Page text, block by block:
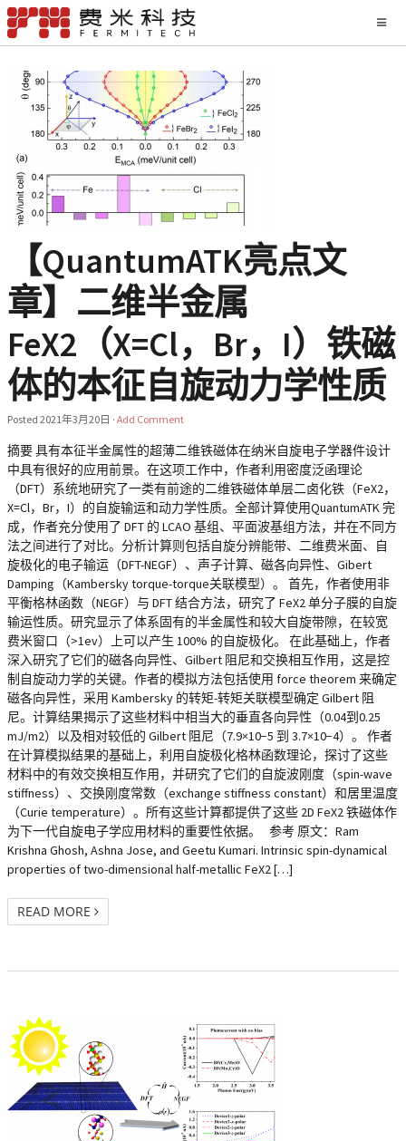
【QuantumATK亮点文
章】二维半金属
FeX2（X=Cl，Br，I）铁磁
体的本征自旋动力学性质
Posted 2021年3月20日 · Add Comment
摘要 具有本征半金属性的超薄二维铁磁体在纳米自旋电子学器件设计
中具有很好的应用前景。在这项工作中，作者利用密度泛函理论
（DFT）系统地研究了一类有前途的二维铁磁体单层二卤化铁（FeX2，
X=Cl，Br，I）的自旋输运和动力学性质。全部计算使用QuantumATK 完
成，作者充分使用了 DFT 的 LCAO 基组、平面波基组方法，并在不同方
法之间进行了对比。分析计算则包括自旋分辨能带、二维费米面、自
旋极化的电子输运（DFT-NEGF）、声子计算、磁各向异性、Gibert
Damping（Kambersky torque-torque关联模型）。 首先，作者使用非
平衡格林函数（NEGF）与 DFT 结合方法，研究了 FeX2 单分子膜的自旋
输运性质。研究显示了体系固有的半金属性和较大自旋带隙，在较宽
费米窗口（>1ev）上可以产生 100% 的自旋极化。 在此基础上，作者
深入研究了它们的磁各向异性、Gilbert 阻尼和交换相互作用，这是控
制自旋动力学的关键。作者的模拟方法包括使用 force theorem 来确定
磁各向异性，采用 Kambersky 的转矩-转矩关联模型确定 Gilbert 阻
尼。计算结果揭示了这些材料中相当大的垂直各向异性（0.04到0.25
mJ/m2）以及相对较低的 Gilbert 阻尼（7.9×10−5 到 3.7×10−4）。 作者
在计算模拟结果的基础上，利用自旋极化格林函数理论，探讨了这些
材料中的有效交换相互作用，并研究了它们的自旋波刚度（spin-wave
stiffness）、交换刚度常数（exchange stiffness constant）和居里温度
（Curie temperature）。所有这些计算都提供了这些 2D FeX2 铁磁体作
为下一代自旋电子学应用材料的重要性依据。 参考 原文：Ram
Krishna Ghosh, Ashna Jose, and Geetu Kumari. Intrinsic spin-dynamical
properties of two-dimensional half-metallic FeX2 […]
READ MORE